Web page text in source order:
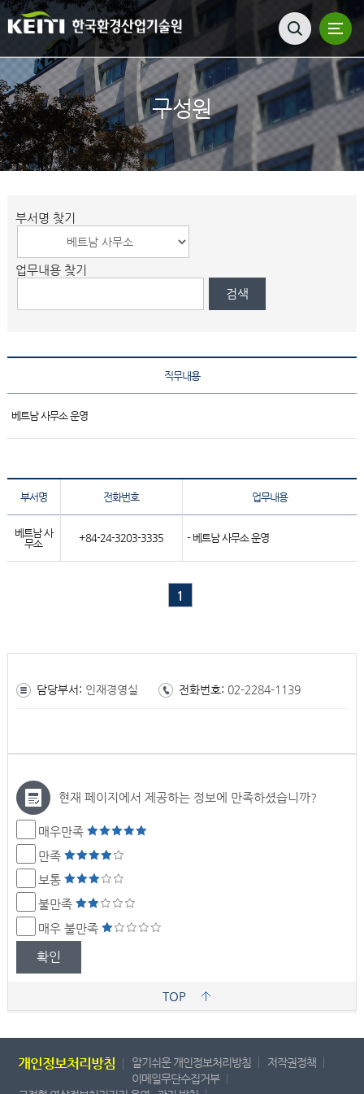
구성원
부서명 찾기
업무내용 찾기
직무내용
베트남 사무소 운영
부서명 전화번호 업무내용
베트남 사
무소
+84-24-3203-3335 - 베트남 사무소 운영
1
담당부서: 인재경영실 전화번호: 02-2284-1139
현재 페이지에서 제공하는 정보에 만족하셨습니까?
매우만족
만족
보통
불만족
매우 불만족
확인
TOP
개인정보처리방침 알기쉬운 개인정보처리방침
저작권정책
이메일무단수집거부